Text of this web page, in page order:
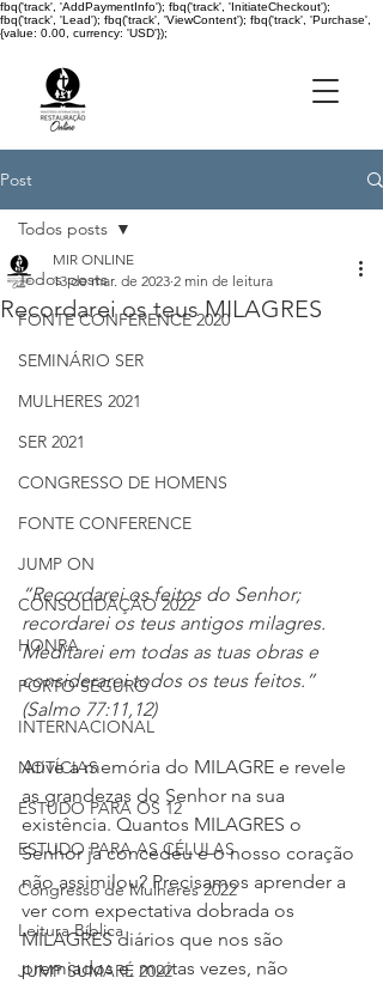
fbq('track', 'AddPaymentInfo'); fbq('track', 'InitiateCheckout');
fbq('track', 'Lead'); fbq('track', 'ViewContent'); fbq('track', 'Purchase',
{value: 0.00, currency: 'USD'});
Post
Todos posts
FONTE CONFERENCE 2020
SEMINÁRIO SER
MULHERES 2021
SER 2021
CONGRESSO DE HOMENS
FONTE CONFERENCE
JUMP ON
CONSOLIDAÇÃO 2022
HONRA
PORTO SEGURO
INTERNACIONAL
NOTÍCIAS
ESTUDO PARA OS 12
ESTUDO PARA AS CÉLULAS
Congresso de Mulheres 2022
Leitura Bíblica
JUMP SUMARÉ 2022
Todos posts
Recordarei os teus MILAGRES
MIR ONLINE
13 de mar. de 2023 2 min de leitura
“Recordarei os feitos do Senhor;
recordarei os teus antigos milagres.
Meditarei em todas as tuas obras e
considerarei todos os teus feitos.”
(Salmo 77:11,12)
Ative a memória do MILAGRE e revele
as grandezas do Senhor na sua
existência. Quantos MILAGRES o
Senhor já concedeu e o nosso coração
não assimilou? Precisamos aprender a
ver com expectativa dobrada os
MILAGRES diários que nos são
premiados e, muitas vezes, não